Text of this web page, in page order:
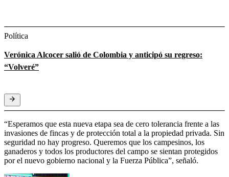
Política
Verónica Alcocer salió de Colombia y anticipó su regreso:
“Volveré”
“Esperamos que esta nueva etapa sea de cero tolerancia frente a las
invasiones de fincas y de protección total a la propiedad privada. Sin
seguridad no hay progreso. Queremos que los campesinos, los
ganaderos y todos los productores del campo se sientan protegidos
por el nuevo gobierno nacional y la Fuerza Pública”, señaló.